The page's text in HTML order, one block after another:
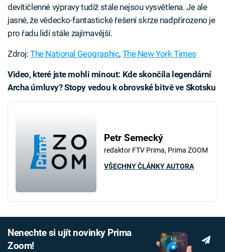
devítičlenné výpravy tudíž stále nejsou vysvětlena. Je ale
jasné, že vědecko-fantastické řešení skrze nadpřirozeno je
pro řadu lidí stále zajímavější.
Zdroj:The National Geographic, The New York Times
Video, které jste mohli minout: Kde skončila legendární
Archa úmluvy? Stopy vedou k obrovské bitvě ve Skotsku
Petr Semecký
redaktor FTV Prima, Prima ZOOM
VŠECHNY ČLÁNKY AUTORA
Nenechte si ujít novinky Prima
Zoom!